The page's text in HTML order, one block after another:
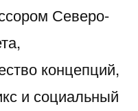
Северо-
концепций,
и социальный